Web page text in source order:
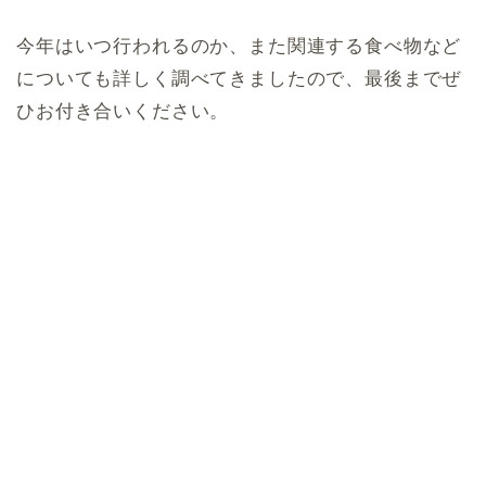
今年はいつ行われるのか、また関連する食べ物など
についても詳しく調べてきましたので、最後までぜ
ひお付き合いください。